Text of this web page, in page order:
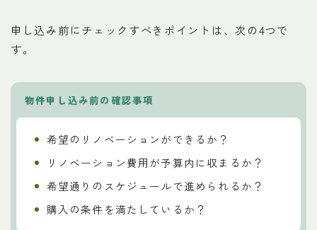
申し込み前にチェックすべきポイントは、次の4つで
す。
物件申し込み前の確認事項
希望のリノベーションができるか？
リノベーション費用が予算内に収まるか？
希望通りのスケジュールで進められるか？
購入の条件を満たしているか？